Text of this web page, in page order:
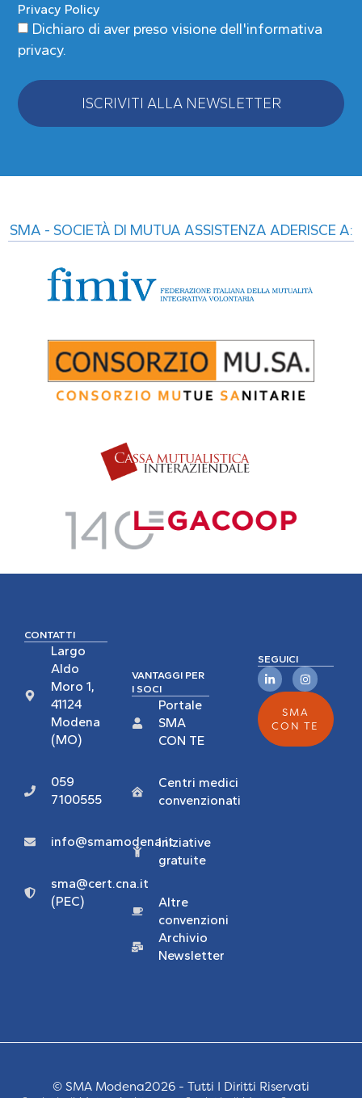
Privacy Policy
Dichiaro di aver preso visione dell'informativa
privacy.
ISCRIVITI ALLA NEWSLETTER
SMA - SOCIETÀ DI MUTUA ASSISTENZA ADERISCE A:
CONTATTI
Largo
Aldo
Moro 1,
41124
Modena
(MO)
059
7100555
info@smamodena.it
sma@cert.cna.it
(PEC)
VANTAGGI PER
I SOCI
Portale
SMA
CON TE
Centri medici
convenzionati
Iniziative
gratuite
Altre
convenzioni
Archivio
Newsletter
SEGUICI
SMA
CON TE
© SMA Modena2026 - Tutti I Diritti Riservati